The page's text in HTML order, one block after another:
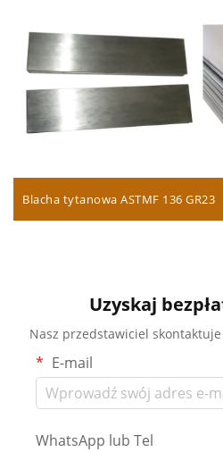
Blacha tytanowa ASTMF 136 GR23
Uzyskaj
Nasz przedstawiciel
E-mail
WhatsApp lub Tel